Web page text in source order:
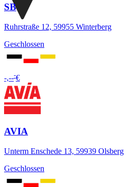
SB
Ruhrstraße 12, 59955 Winterberg
Geschlossen
-,---€
AVIA
Unterm Enschede 13, 59939 Olsberg
Geschlossen